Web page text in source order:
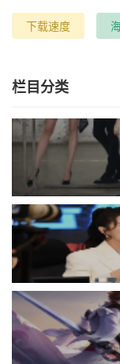
下载速度
栏目分类